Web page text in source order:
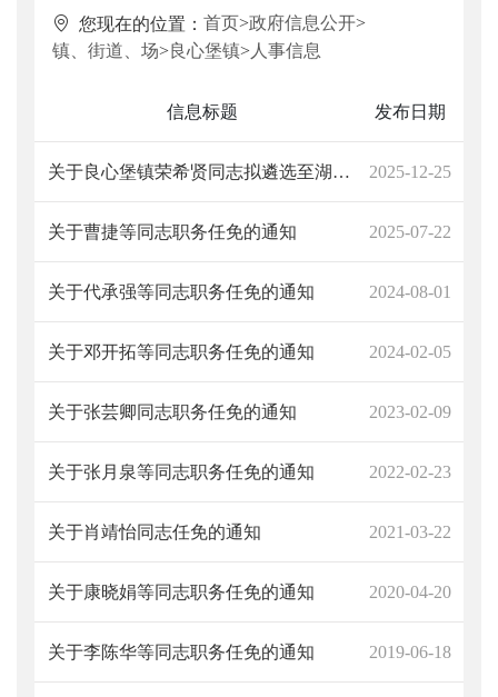
您现在的位置： 首页>政府信息公开>
镇、街道、场>良心堡镇> 人事信息
信息标题 发布日期
关于良心堡镇荣希贤同志拟遴选至湖南省体育局的公示 2025-12-25
关于曹捷等同志职务任免的通知 2025-07-22
关于代承强等同志职务任免的通知 2024-08-01
关于邓开拓等同志职务任免的通知 2024-02-05
关于张芸卿同志职务任免的通知 2023-02-09
关于张月泉等同志职务任免的通知 2022-02-23
关于肖靖怡同志任免的通知 2021-03-22
关于康晓娟等同志职务任免的通知 2020-04-20
关于李陈华等同志职务任免的通知 2019-06-18